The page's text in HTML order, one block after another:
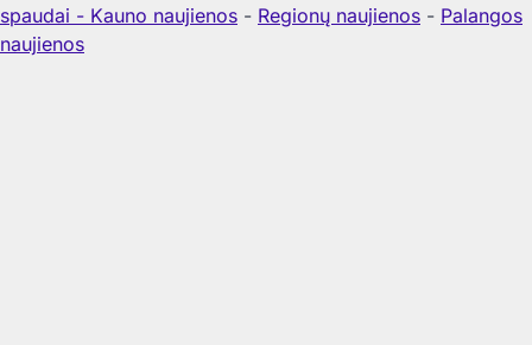
spaudai - Kauno naujienos - Regionų naujienos - Palangos
naujienos